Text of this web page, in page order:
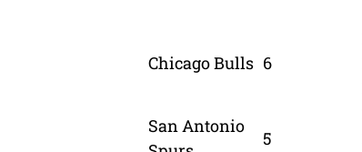
Chicago Bulls 6
San Antonio
5